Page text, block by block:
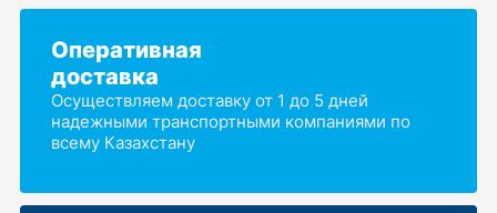
Оперативная
доставка
Осуществляем доставку от 1 до 5 дней
надежными транспортными компаниями по
всему Казахстану